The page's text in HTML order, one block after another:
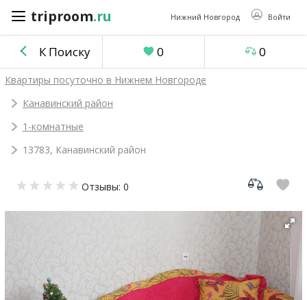
triproom.ru Нижний Новгород Войти
triproom .ru
Российский
Войти / Зарегистрироваться
объявление
К Поиску 0 0
Квартиры посуточно в Нижнем Новгороде
Канавинский район
1-комнатные
13783, Канавинский район
Отзывы: 0